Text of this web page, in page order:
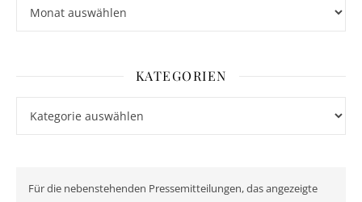
KATEGORIEN
Für die nebenstehenden Pressemitteilungen, das angezeigte